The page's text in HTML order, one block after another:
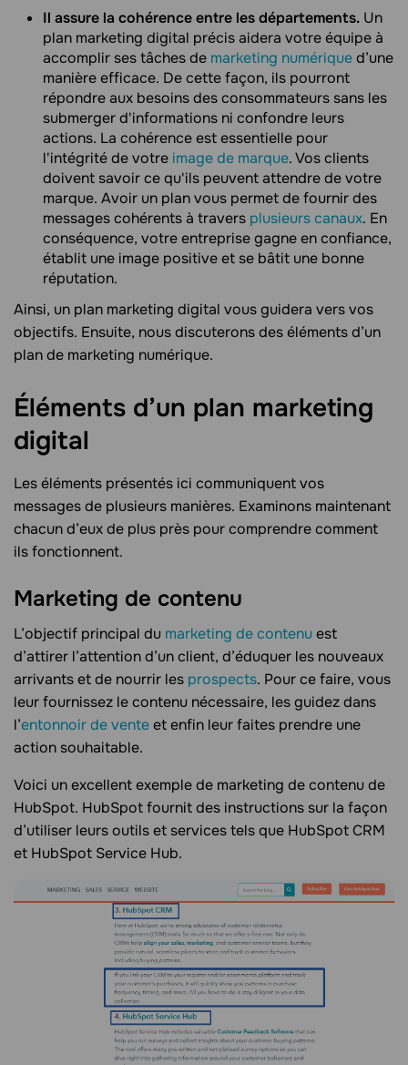
Il assure la cohérence entre les départements. Un
plan marketing digital précis aidera votre équipe à
accomplir ses tâches de marketing numériqued’une
manière efficace. De cette façon, ils pourront
répondre aux besoins des consommateurs sans les
submerger d'informations ni confondre leurs
actions. La cohérence est essentielle pour
l'intégrité de votre image de marque. Vos clients
doivent savoir ce qu'ils peuvent attendre de votre
marque. Avoir un plan vous permet de fournir des
messages cohérents à travers plusieurs canaux. En
conséquence, votre entreprise gagne en confiance,
établit une image positive et se bâtit une bonne
réputation.
Ainsi, un plan marketing digital vous guidera vers vos
objectifs. Ensuite, nous discuterons des éléments d’un
plan de marketing numérique.
Éléments d’un plan marketing
digital
Les éléments présentés ici communiquent vos
messages de plusieurs manières. Examinons maintenant
chacun d’eux de plus près pour comprendre comment
ils fonctionnent.
Marketing de contenu
L’objectif principal du marketing de contenuest
d’attirer l’attention d’un client, d’éduquer les nouveaux
arrivants et de nourrir les prospects. Pour ce faire, vous
leur fournissez le contenu nécessaire, les guidez dans
l’entonnoir de venteet enfin leur faites prendre une
action souhaitable.
Voici un excellent exemple de marketing de contenu de
HubSpot. HubSpot fournit des instructions sur la façon
d’utiliser leurs outils et services tels que HubSpot CRM
et HubSpot Service Hub.